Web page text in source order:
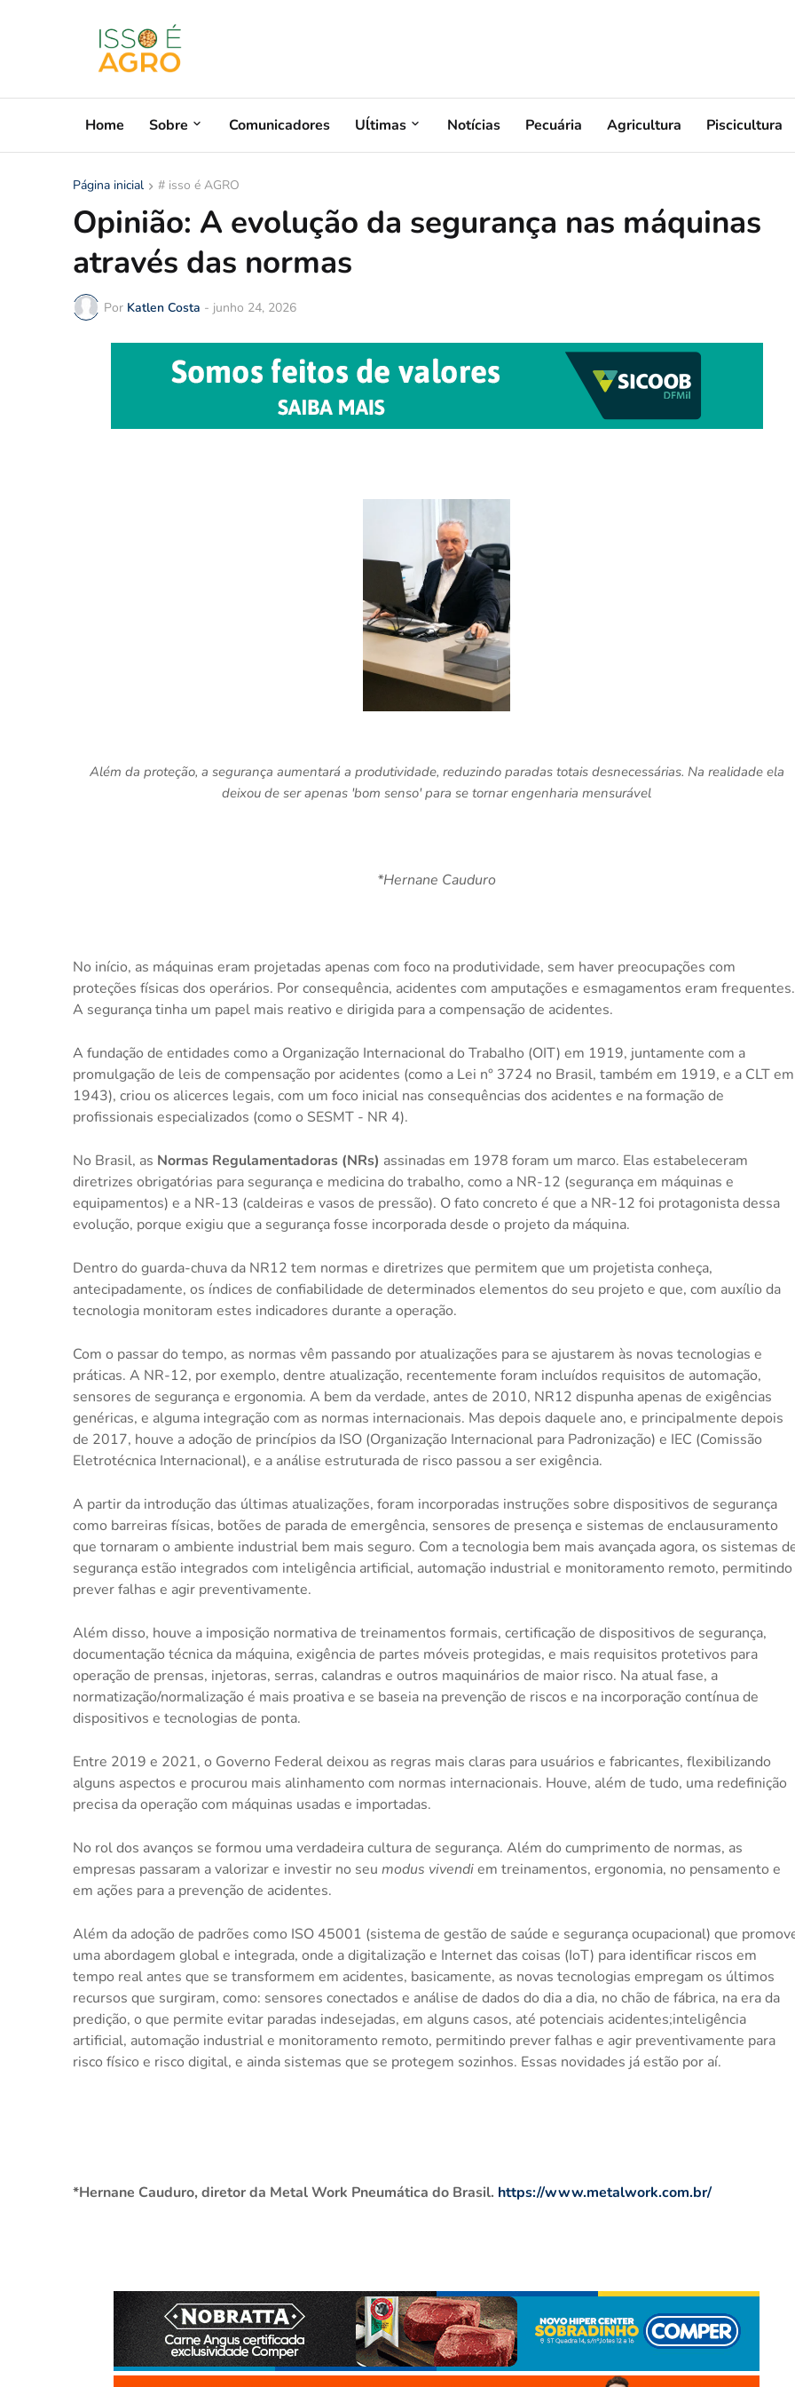
Home Sobre Comunicadores Uĺtimas Notícias Pecuária Agricultura Piscicultura
Página inicial # isso é AGRO
Opinião: A evolução da segurança nas máquinas
através das normas
Por Katlen Costa - junho 24, 2026
Além da proteção, a segurança aumentará a produtividade, reduzindo paradas totais desnecessárias. Na realidade ela
deixou de ser apenas 'bom senso' para se tornar engenharia mensurável
*Hernane Cauduro
No início, as máquinas eram projetadas apenas com foco na produtividade, sem haver preocupações com
proteções físicas dos operários. Por consequência, acidentes com amputações e esmagamentos eram frequentes.
A segurança tinha um papel mais reativo e dirigida para a compensação de acidentes.
A fundação de entidades como a Organização Internacional do Trabalho (OIT) em 1919, juntamente com a
promulgação de leis de compensação por acidentes (como a Lei n° 3724 no Brasil, também em 1919, e a CLT em
1943), criou os alicerces legais, com um foco inicial nas consequências dos acidentes e na formação de
profissionais especializados (como o SESMT - NR 4).
No Brasil, as Normas Regulamentadoras (NRs) assinadas em 1978 foram um marco. Elas estabeleceram
diretrizes obrigatórias para segurança e medicina do trabalho, como a NR-12 (segurança em máquinas e
equipamentos) e a NR-13 (caldeiras e vasos de pressão). O fato concreto é que a NR-12 foi protagonista dessa
evolução, porque exigiu que a segurança fosse incorporada desde o projeto da máquina.
Dentro do guarda-chuva da NR12 tem normas e diretrizes que permitem que um projetista conheça,
antecipadamente, os índices de confiabilidade de determinados elementos do seu projeto e que, com auxílio da
tecnologia monitoram estes indicadores durante a operação.
Com o passar do tempo, as normas vêm passando por atualizações para se ajustarem às novas tecnologias e
práticas. A NR-12, por exemplo, dentre atualização, recentemente foram incluídos requisitos de automação,
sensores de segurança e ergonomia. A bem da verdade, antes de 2010, NR12 dispunha apenas de exigências
genéricas, e alguma integração com as normas internacionais. Mas depois daquele ano, e principalmente depois
de 2017, houve a adoção de princípios da ISO (Organização Internacional para Padronização) e IEC (Comissão
Eletrotécnica Internacional), e a análise estruturada de risco passou a ser exigência.
A partir da introdução das últimas atualizações, foram incorporadas instruções sobre dispositivos de segurança
como barreiras físicas, botões de parada de emergência, sensores de presença e sistemas de enclausuramento
que tornaram o ambiente industrial bem mais seguro. Com a tecnologia bem mais avançada agora, os sistemas
segurança estão integrados com inteligência artificial, automação industrial e monitoramento remoto, permitindo
prever falhas e agir preventivamente.
Além disso, houve a imposição normativa de treinamentos formais, certificação de dispositivos de segurança,
documentação técnica da máquina, exigência de partes móveis protegidas, e mais requisitos protetivos para
operação de prensas, injetoras, serras, calandras e outros maquinários de maior risco. Na atual fase, a
normatização/normalização é mais proativa e se baseia na prevenção de riscos e na incorporação contínua de
dispositivos e tecnologias de ponta.
Entre 2019 e 2021, o Governo Federal deixou as regras mais claras para usuários e fabricantes, flexibilizando
alguns aspectos e procurou mais alinhamento com normas internacionais. Houve, além de tudo, uma redefinição
precisa da operação com máquinas usadas e importadas.
No rol dos avanços se formou uma verdadeira cultura de segurança. Além do cumprimento de normas, as
empresas passaram a valorizar e investir no seu modus vivendiem treinamentos, ergonomia, no pensamento e
em ações para a prevenção de acidentes.
Além da adoção de padrões como ISO 45001 (sistema de gestão de saúde e segurança ocupacional) que
uma abordagem global e integrada, onde a digitalização e Internet das coisas (IoT) para identificar riscos em
tempo real antes que se transformem em acidentes, basicamente, as novas tecnologias empregam os últimos
recursos que surgiram, como: sensores conectados e análise de dados do dia a dia, no chão de fábrica, na era da
predição, o que permite evitar paradas indesejadas, em alguns casos, até potenciais acidentes;inteligência
artificial, automação industrial e monitoramento remoto, permitindo prever falhas e agir preventivamente para
risco físico e risco digital, e ainda sistemas que se protegem sozinhos. Essas novidades já estão por aí.
*Hernane Cauduro, diretor da Metal Work Pneumática do Brasil. https://www.metalwork.com.br/